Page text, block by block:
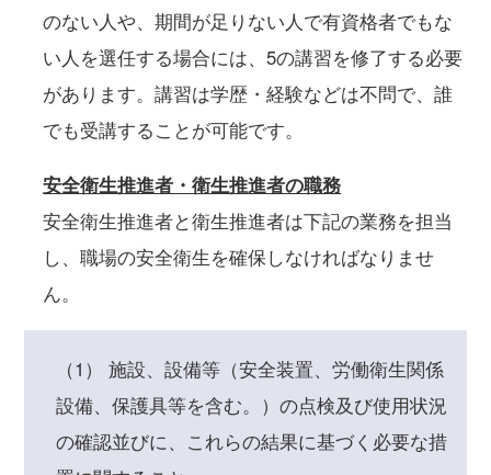
のない人や、期間が足りない人で有資格者でもな
い人を選任する場合には、5の講習を修了する必要
があります。講習は学歴・経験などは不問で、誰
でも受講することが可能です。
安全衛生推進者・衛生推進者の職務
安全衛生推進者と衛生推進者は下記の業務を担当
し、職場の安全衛生を確保しなければなりませ
ん。
（1） 施設、設備等（安全装置、労働衛生関係
設備、保護具等を含む。）の点検及び使用状況
の確認並びに、これらの結果に基づく必要な措